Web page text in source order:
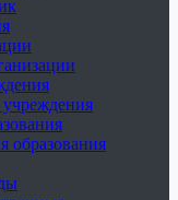
образования